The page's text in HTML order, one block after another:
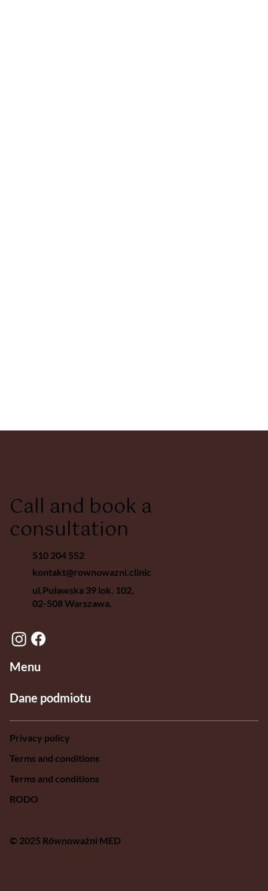
Call and book a
consultation
510 204 552
kontakt@rownowazni.clinic
ul.Puławska 39 lok. 102,
02-508 Warszawa.
© 2025 Równoważni MED
Dane podmiotu
Menu
Privacy policy
Terms and conditions
Terms and conditions
RODO